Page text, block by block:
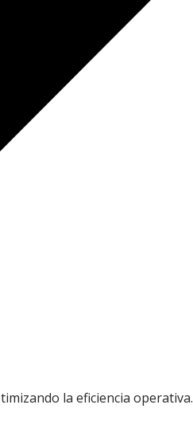
la eficiencia operativa.